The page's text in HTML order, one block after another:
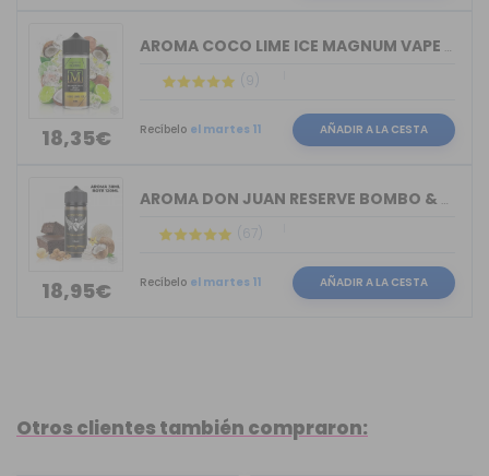
18,35€
AROMA COCO LIME ICE MAGNUM VAPE 30ML ...
(9)
Recíbelo el martes 11 AÑADIR A LA CESTA
18,95€
AROMA DON JUAN RESERVE BOMBO & KINGS ...
(67)
Recíbelo el martes 11 AÑADIR A LA CESTA
Otros clientes también compraron: